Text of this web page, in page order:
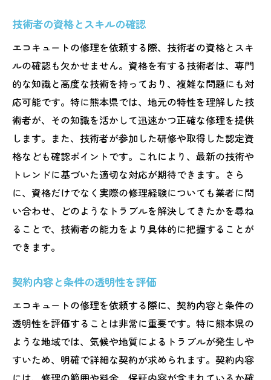
技術者の資格とスキルの確認
エコキュートの修理を依頼する際、技術者の資格とスキ
ルの確認も欠かせません。資格を有する技術者は、専門
的な知識と高度な技術を持っており、複雑な問題にも対
応可能です。特に熊本県では、地元の特性を理解した技
術者が、その知識を活かして迅速かつ正確な修理を提供
します。また、技術者が参加した研修や取得した認定資
格なども確認ポイントです。これにより、最新の技術や
トレンドに基づいた適切な対応が期待できます。さら
に、資格だけでなく実際の修理経験についても業者に問
い合わせ、どのようなトラブルを解決してきたかを尋ね
ることで、技術者の能力をより具体的に把握することが
できます。
契約内容と条件の透明性を評価
エコキュートの修理を依頼する際に、契約内容と条件の
透明性を評価することは非常に重要です。特に熊本県の
ような地域では、気候や地質によるトラブルが発生しや
すいため、明確で詳細な契約が求められます。契約内容